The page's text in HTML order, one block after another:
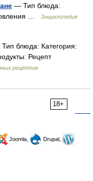
— Тип блюда:
…
Энциклопедия
блюда: Категория:
Рецепт
рецептов
18+
Joomla,
Drupal,